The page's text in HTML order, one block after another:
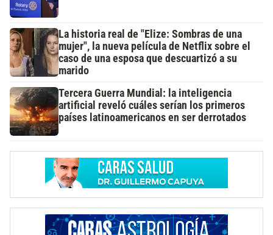
La historia real de "Elize: Sombras de una
mujer", la nueva película de Netflix sobre el
caso de una esposa que descuartizó a su
marido
Tercera Guerra Mundial: la inteligencia
artificial reveló cuáles serían los primeros
países latinoamericanos en ser derrotados